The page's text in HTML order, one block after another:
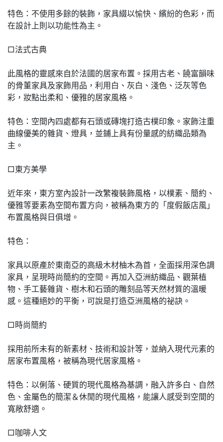
特色：不使用多餘的裝飾，家具綴以愉快、繽紛的色彩，而
在設計上則以功能性為主。
□法式古典
此風格的靈感來自於法國的居家布置。採用古老、饒富韻味
的骨董家具及家飾用品，利用白、灰白、淺色、泛灰等色
彩，妝點出柔和、優雅的居家風格。
特色：空間內四處都有石頭或磚塊打造古樸印象。家飾注重
曲線優美的雜貨、燈具，並鋪上具有份量感的紡織品類為
主。
□東方美學
近年來，東方室內設計一改繁複裝飾風格，以樸素、簡約、
優雅等要素為空間布置方向，被稱為東方的「度假飯店風」
布置風格與日俱增。
特色：
家具以原產於東南亞的高級木材柚木為首，全面採用深色調
家具，呈現時尚簡約的空間。再加入亞洲紡織品、觀葉植
物、手工藝雜貨、樹木和石頭的雕刻品等天然材質的溫暖
感。這種絕妙的平衡，可說是打造亞洲風格的祕訣。
□時尚簡約
採用前所未有的新素材、技術和設計等，並納入現代元素的
居家布置風格，被稱為現代居家風格。
特色：以俐落、硬質的現代風格為基調，融入許多白、自然
色、金屬色的簡潔＆休閒的現代風格，能讓人感受到空間的
寬敞舒適。
□咖啡人文